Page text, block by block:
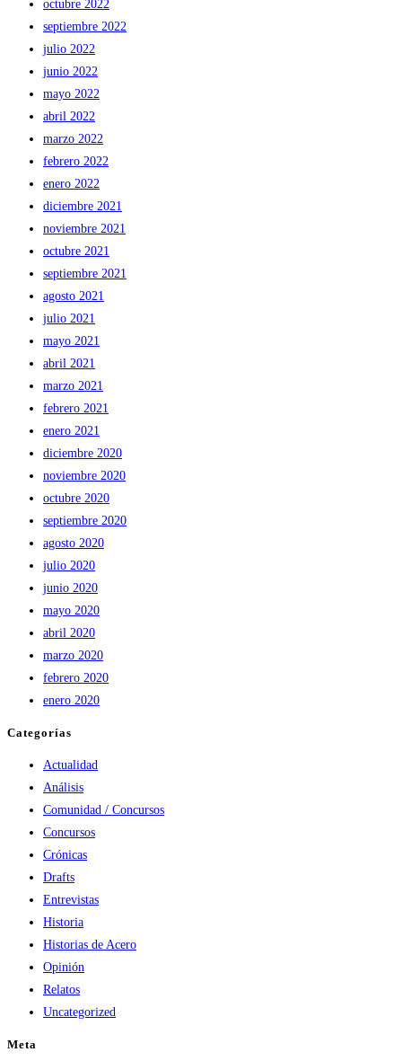
octubre 2022
septiembre 2022
julio 2022
junio 2022
mayo 2022
abril 2022
marzo 2022
febrero 2022
enero 2022
diciembre 2021
noviembre 2021
octubre 2021
septiembre 2021
agosto 2021
julio 2021
mayo 2021
abril 2021
marzo 2021
febrero 2021
enero 2021
diciembre 2020
noviembre 2020
octubre 2020
septiembre 2020
agosto 2020
julio 2020
junio 2020
mayo 2020
abril 2020
marzo 2020
febrero 2020
enero 2020
Categorías
Actualidad
Análisis
Comunidad / Concursos
Concursos
Crónicas
Drafts
Entrevistas
Historia
Historias de Acero
Opinión
Relatos
Uncategorized
Meta